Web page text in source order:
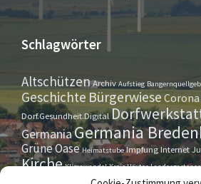
Schlagwörter
AltschützenArchiv Aufstieg
Geschichte Bürgerwiese Corona
Dorf.Gesundheit.Digital
GermaniaGermania
Grüne Oase Heimatstube ImpfungInternet
Kirche Klimawandel Kreis Höxter
Maurer- u. Handwerkerverein